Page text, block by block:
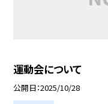
運動会について
公開日 2025/10/28